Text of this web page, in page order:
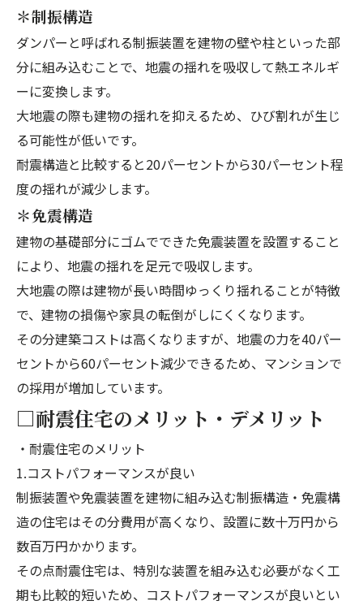
＊制振構造
ダンパーと呼ばれる制振装置を建物の壁や柱といった部
分に組み込むことで、地震の揺れを吸収して熱エネルギ
ーに変換します。
大地震の際も建物の揺れを抑えるため、ひび割れが生じ
る可能性が低いです。
耐震構造と比較すると20パーセントから30パーセント程
度の揺れが減少します。
＊免震構造
建物の基礎部分にゴムでできた免震装置を設置すること
により、地震の揺れを足元で吸収します。
大地震の際は建物が長い時間ゆっくり揺れることが特徴
で、建物の損傷や家具の転倒がしにくくなります。
その分建築コストは高くなりますが、地震の力を40パー
セントから60パーセント減少できるため、マンションで
の採用が増加しています。
□耐震住宅のメリット・デメリット
・耐震住宅のメリット
1.コストパフォーマンスが良い
制振装置や免震装置を建物に組み込む制振構造・免震構
造の住宅はその分費用が高くなり、設置に数十万円から
数百万円かかります。
その点耐震住宅は、特別な装置を組み込む必要がなく工
期も比較的短いため、コストパフォーマンスが良いとい